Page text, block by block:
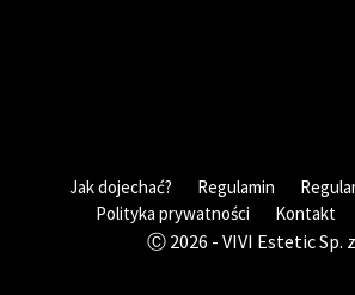
Jak dojechać? Regulamin
Polityka prywatności
Kontakt
Ⓒ 2026 - VIVI Estetic Sp.